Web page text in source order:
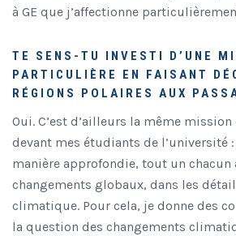
à GE que j’affectionne
TE SENS-TU INVESTI D’UNE
PARTICULIÈRE EN FAISANT
RÉGIONS POLAIRES AUX
Oui. C’est d’ailleurs la même
devant mes étudiants de l’université
manière approfondie, tout un chacun
changements globaux, dans les
climatique. Pour cela, je donne des
la question des changements